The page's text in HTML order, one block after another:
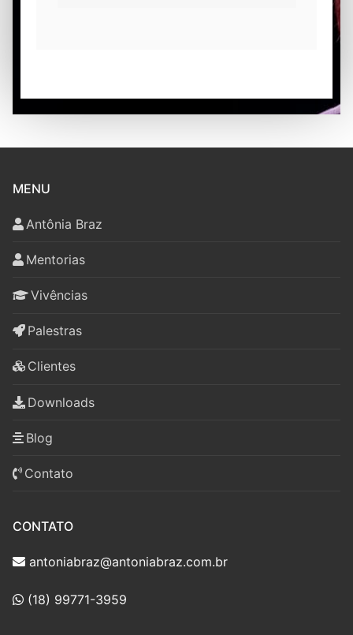
MENU
Antônia Braz
Mentorias
Vivências
Palestras
Clientes
Downloads
Blog
Contato
CONTATO
antoniabraz@antoniabraz.com.br
(18) 99771-3959